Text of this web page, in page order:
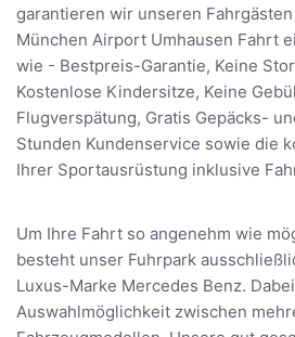
garantieren wir unseren
München Airport Umhausen Fahrt
wie - Bestpreis-Garantie, Keine
Kostenlose Kindersitze, Keine
Flugverspätung, Gratis Gepäcks-
Stunden Kundenservice sowie die
Ihrer Sportausrüstung inklusive
Um Ihre Fahrt so angenehm wie
besteht unser Fuhrpark
Luxus-Marke Mercedes Benz.
Auswahlmöglichkeit zwischen